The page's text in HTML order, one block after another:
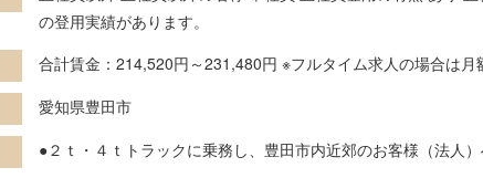
の登用実績があります。
合計賃金：214,520円～231,480円 ※フルタイム求人の場合は
愛知県豊田市
●２ｔ・４ｔトラックに乗務し、豊田市内近郊のお客様（法人